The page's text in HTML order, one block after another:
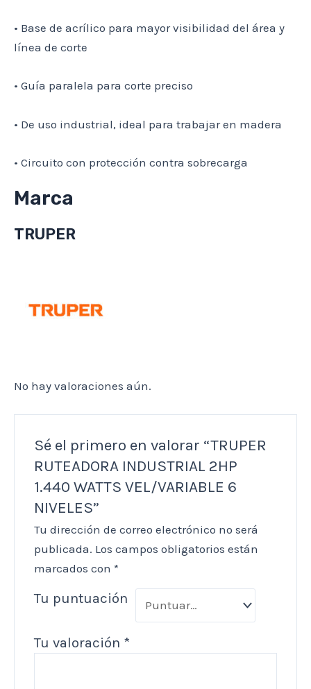
• Base de acrílico para mayor visibilidad del área y
línea de corte
• Guía paralela para corte preciso
• De uso industrial, ideal para trabajar en madera
• Circuito con protección contra sobrecarga
Marca
TRUPER
No hay valoraciones aún.
Sé el primero en valorar “TRUPER
RUTEADORA INDUSTRIAL 2HP
1.440 WATTS VEL/VARIABLE 6
NIVELES”
Tu dirección de correo electrónico no será
publicada. Los campos obligatorios están
marcados con*
Tu puntuación
Tu valoración *